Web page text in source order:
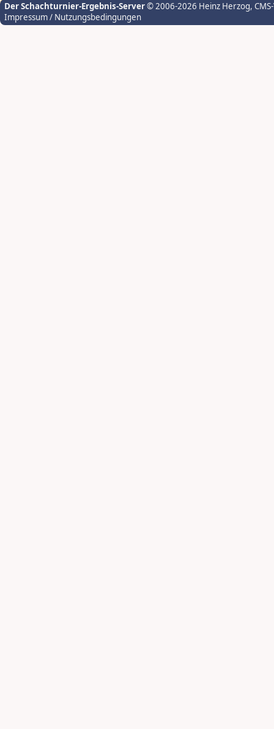
Der Schachturnier-Ergebnis-Server© 2006-2026 Heinz Herzog,
Impressum / Nutzungsbedingungen